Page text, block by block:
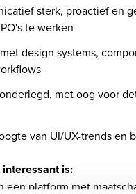
sterk, proactief en
te werken
design systems,
met oog voor
van UI/UX-trends en
is:
een platform met